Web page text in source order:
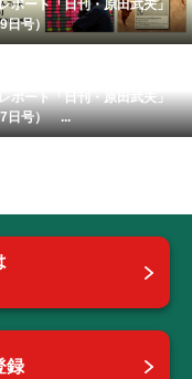
ポート「日刊・原田武夫」
日号）
ポート「日刊・原田武夫」
日号） ...
録